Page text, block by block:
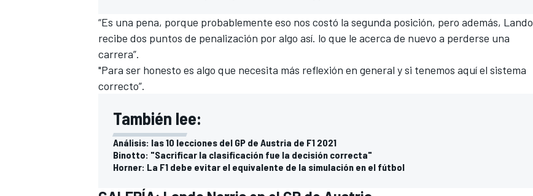
“Es una pena, porque probablemente eso nos costó la segunda posición, pero además, Lando
recibe dos puntos de penalización por algo así. lo que le acerca de nuevo a perderse una
carrera”.
"Para ser honesto es algo que necesita más reflexión en general y si tenemos aquí el sistema
correcto”.
También lee:
Análisis: las 10 lecciones del GP de Austria de F1 2021
Binotto: "Sacrificar la clasificación fue la decisión correcta"
Horner: La F1 debe evitar el equivalente de la simulación en el fútbol